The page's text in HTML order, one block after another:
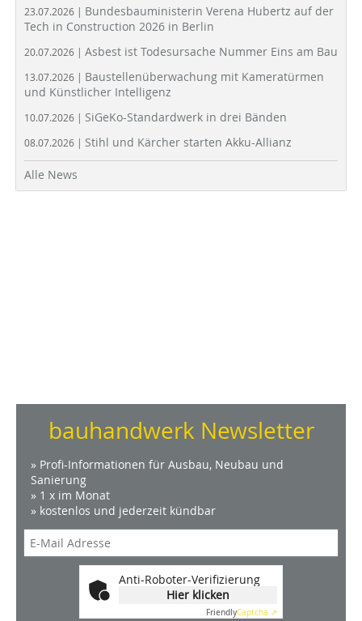
23.07.2026 | Bundesbauministerin Verena Hubertz auf der
Tech in Construction 2026 in Berlin
20.07.2026 | Asbest ist Todesursache Nummer Eins am Bau
13.07.2026 | Baustellenüberwachung mit Kameratürmen
und Künstlicher Intelligenz
10.07.2026 | SiGeKo-Standardwerk in drei Bänden
08.07.2026 | Stihl und Kärcher starten Akku-Allianz
Alle News
bauhandwerk Newsletter
» Profi-Informationen für Ausbau, Neubau und
Sanierung
» 1 x im Monat
» kostenlos und jederzeit kündbar
Anti-Roboter-Verifizierung
Hier klicken
FriendlyCaptcha ⇗